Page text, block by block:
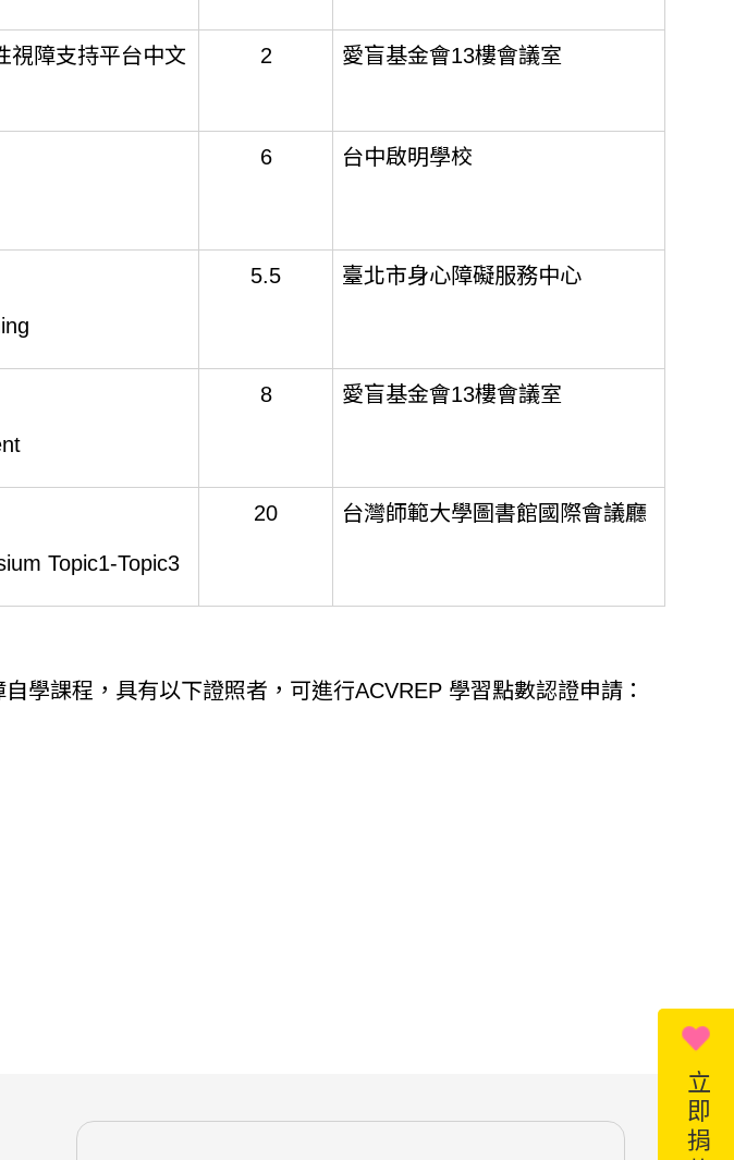
視障支持平台中文
2 愛盲基金會13樓會議室
6 台中啟明學校
5.5 臺北市身心障礙服務中心
8 愛盲基金會13樓會議室
Topic1-Topic3
20 台灣師範大學圖書館國際會議廳
學課程，具有以下證照者，可進行ACVREP 學習點數認證申請：
立即捐款